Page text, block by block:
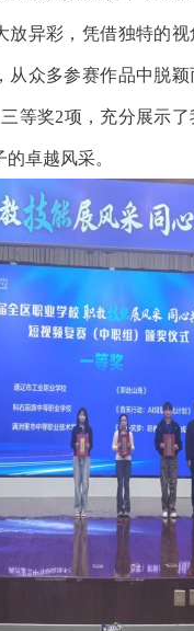
放异彩，凭借独特的
从众多参赛作品中脱
等奖2项，充分展示
卓越风采。